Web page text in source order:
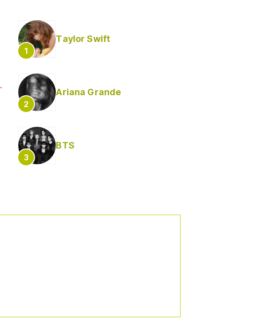
y Helabusador) [explícita]
Taylor Swift
Ariana Grande
BTS